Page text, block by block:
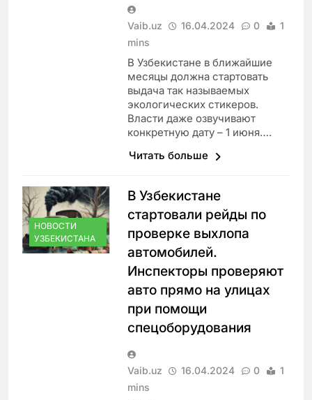
Vaib.uz 16.04.2024 0
1
mins
В Узбекистане в ближайшие
месяцы должна стартовать
выдача так называемых
экологических стикеров.
Власти даже озвучивают
конкретную дату – 1 июня….
Читать больше
НОВОСТИ
УЗБЕКИСТАНА
В Узбекистане
стартовали рейды по
проверке выхлопа
автомобилей.
Инспекторы проверяют
авто прямо на улицах
при помощи
спецоборудования
Vaib.uz 16.04.2024 0
1
mins